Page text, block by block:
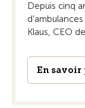
Depuis cinq
Klaus, CEO
En savoir